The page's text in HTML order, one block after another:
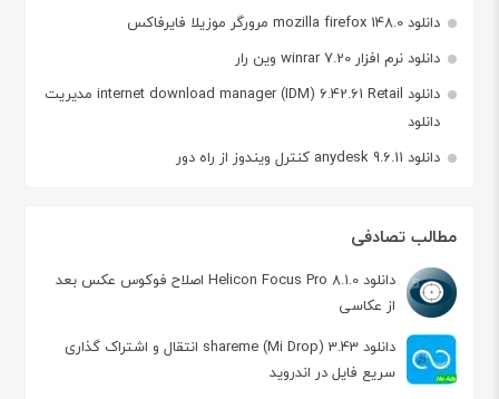
دانلود mozilla firefox 148.0 مرورگر موزیلا فایرفاکس
دانلود نرم افزار winrar 7.20 وین رار
دانلود internet download manager (IDM) 6.42.61 Retail مدیریت
دانلود
دانلود anydesk 9.6.11 کنترل ویندوز از راه دور
مطالب تصادفی
دانلود Helicon Focus Pro 8.1.0 اصلاح فوکوس عکس بعد
از عکاسی
دانلود shareme (Mi Drop) 3.43 انتقال و اشتراک گذاری
سریع فایل در اندروید